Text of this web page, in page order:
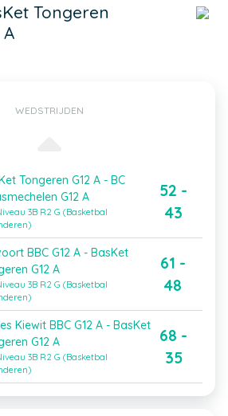
Tongeren
A
WEDSTRIJDEN
Tongeren G12 A - BC
G12 A
3B R2 G (Basketbal
52 -
43
BBC G12 A - BasKet
G12 A
3B R2 G (Basketbal
61 -
48
Kiewit BBC G12 A - BasKet
G12 A
3B R2 G (Basketbal
68 -
35